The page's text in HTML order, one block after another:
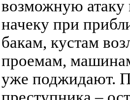
возможную атаку
начеку при
бакам, кустам
проемам,
уже поджидают.